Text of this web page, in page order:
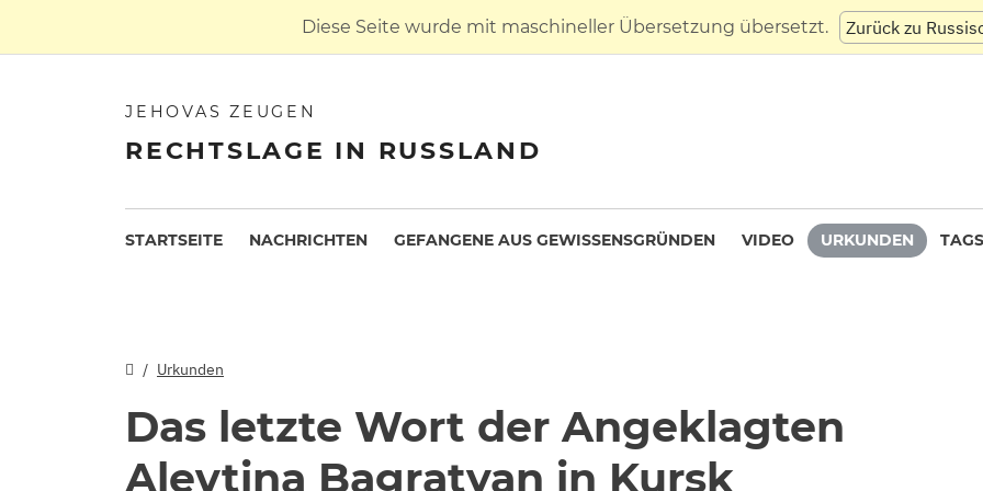
Diese Seite wurde mit maschineller Übersetzung übersetzt. Zurück zu
JEHOVAS ZEUGEN
RECHTSLAGE IN RUSSLAND
STARTSEITE NACHRICHTEN GEFANGENE AUS GEWISSENSGRÜNDEN VIDEO URKUNDEN TAGS
Urkunden
Das letzte Wort der Angeklagten
Alevtina Bagratyan in Kursk